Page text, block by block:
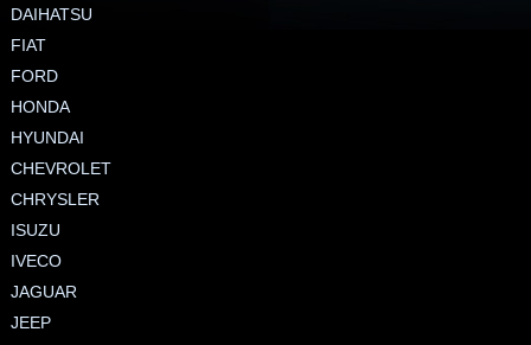
DAIHATSU
FIAT
FORD
HONDA
HYUNDAI
CHEVROLET
CHRYSLER
ISUZU
IVECO
JAGUAR
JEEP